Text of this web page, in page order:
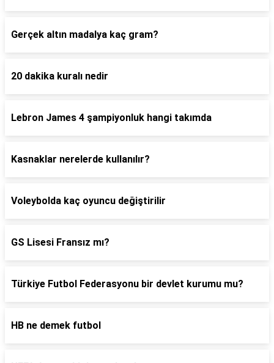
Gerçek altın madalya kaç gram?
20 dakika kuralı nedir
Lebron James 4 şampiyonluk hangi takımda
Kasnaklar nerelerde kullanılır?
Voleybolda kaç oyuncu değiştirilir
GS Lisesi Fransız mı?
Türkiye Futbol Federasyonu bir devlet kurumu mu?
HB ne demek futbol